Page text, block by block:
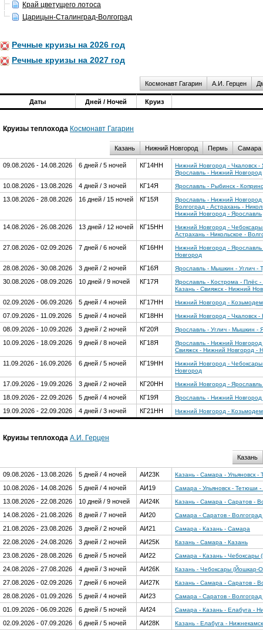
Край цветущего лотоса
Царицын-Сталинград-Волгоград
Речные круизы на 2026 год
Речные круизы на 2027 год
Космонавт Гагарин А.И. Герцен
Даты Дней / Ночей Круиз
Круизы теплохода Космонавт Гагарин
Казань Нижний Новгород Пермь Самара
09.08.2026 - 14.08.2026 6 дней / 5 ночей КГ14НН
Нижний Новгород - Чкаловск -
Ярославль - Нижний Новгород
10.08.2026 - 13.08.2026 4 дней / 3 ночей КГ14Я Ярославль - Рыбинск -
13.08.2026 - 28.08.2026 16 дней / 15 ночей КГ15Я
Ярославль - Нижний Новгород
Волгоград - Астрахань -
Нижний Новгород - Ярославль
14.08.2026 - 26.08.2026 13 дней / 12 ночей КГ15НН
Нижний Новгород - Чебоксары
Астрахань - Никольское -
27.08.2026 - 02.09.2026 7 дней / 6 ночей КГ16НН
Нижний Новгород -
Новгород
28.08.2026 - 30.08.2026 3 дней / 2 ночей КГ16Я Ярославль - Мышкин - Углич -
30.08.2026 - 08.09.2026 10 дней / 9 ночей КГ17Я
Ярославль - Кострома - Плёс
Казань - Свияжск - Нижний
02.09.2026 - 06.09.2026 5 дней / 4 ночей КГ17НН Нижний Новгород -
07.09.2026 - 11.09.2026 5 дней / 4 ночей КГ18НН Нижний Новгород - Чкаловск
08.09.2026 - 10.09.2026 3 дней / 2 ночей КГ20Я Ярославль - Углич - Мышкин -
10.09.2026 - 18.09.2026 9 дней / 8 ночей КГ18Я
Ярославль - Нижний
Свияжск - Нижний Новгород -
11.09.2026 - 16.09.2026 6 дней / 5 ночей КГ19НН
Нижний Новгород -
Новгород
17.09.2026 - 19.09.2026 3 дней / 2 ночей КГ20НН Нижний Новгород -
18.09.2026 - 22.09.2026 5 дней / 4 ночей КГ19Я Ярославль - Нижний
19.09.2026 - 22.09.2026 4 дней / 3 ночей КГ21НН Нижний Новгород -
Круизы теплохода А.И. Герцен
Казань
09.08.2026 - 13.08.2026 5 дней / 4 ночей АИ23К Казань - Самара - Ульяновск
10.08.2026 - 14.08.2026 5 дней / 4 ночей АИ19 Самара - Ульяновск - Тетюши
13.08.2026 - 22.08.2026 10 дней / 9 ночей АИ24К Казань - Самара - Саратов -
14.08.2026 - 21.08.2026 8 дней / 7 ночей АИ20 Самара - Саратов - Волгоград
21.08.2026 - 23.08.2026 3 дней / 2 ночей АИ21 Самара - Казань - Самара
22.08.2026 - 24.08.2026 3 дней / 2 ночей АИ25К Казань - Самара - Казань
23.08.2026 - 28.08.2026 6 дней / 5 ночей АИ22 Самара - Казань - Чебоксары
24.08.2026 - 27.08.2026 4 дней / 3 ночей АИ26К Казань - Чебоксары (Йошкар-
27.08.2026 - 02.09.2026 7 дней / 6 ночей АИ27К Казань - Самара - Саратов -
28.08.2026 - 01.09.2026 5 дней / 4 ночей АИ23 Самара - Саратов -
01.09.2026 - 06.09.2026 6 дней / 5 ночей АИ24 Самара - Казань - Елабуга -
02.09.2026 - 07.09.2026 6 дней / 5 ночей АИ28К Казань - Елабуга -